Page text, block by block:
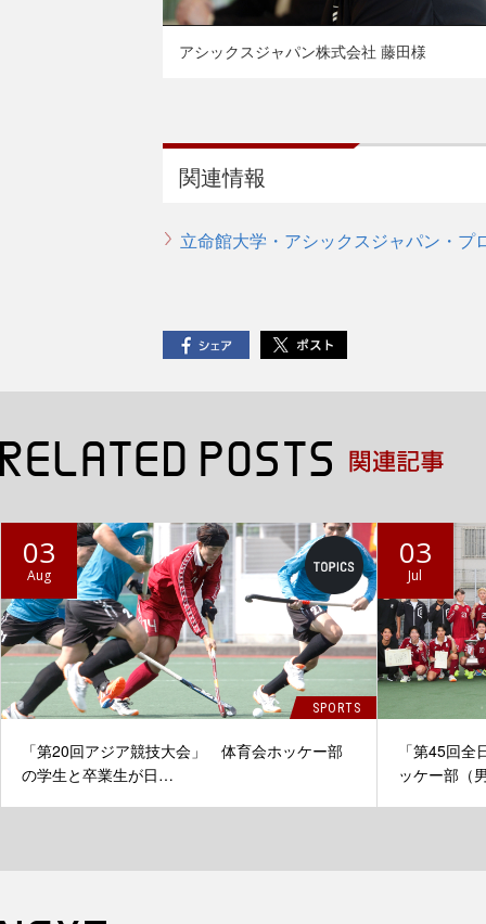
アシックスジャパン株式会社 藤田様
関連情報
立命館大学・アシックスジャパン・プ
03
Aug
SPORTS
「第20回アジア競技大会」 体育会ホッケー部
の学生と卒業生が日…
03
Jul
「第45回
ッケー部（